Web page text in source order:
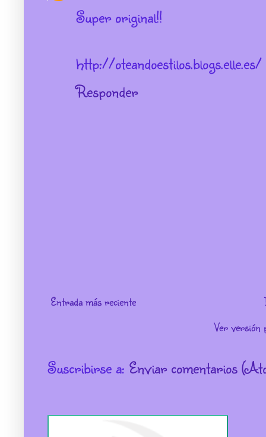
Super original!!
http://oteandoestilos.blogs.elle.es/
Responder
Entrada más reciente
Ver versión
Suscribirse a: Enviar comentarios